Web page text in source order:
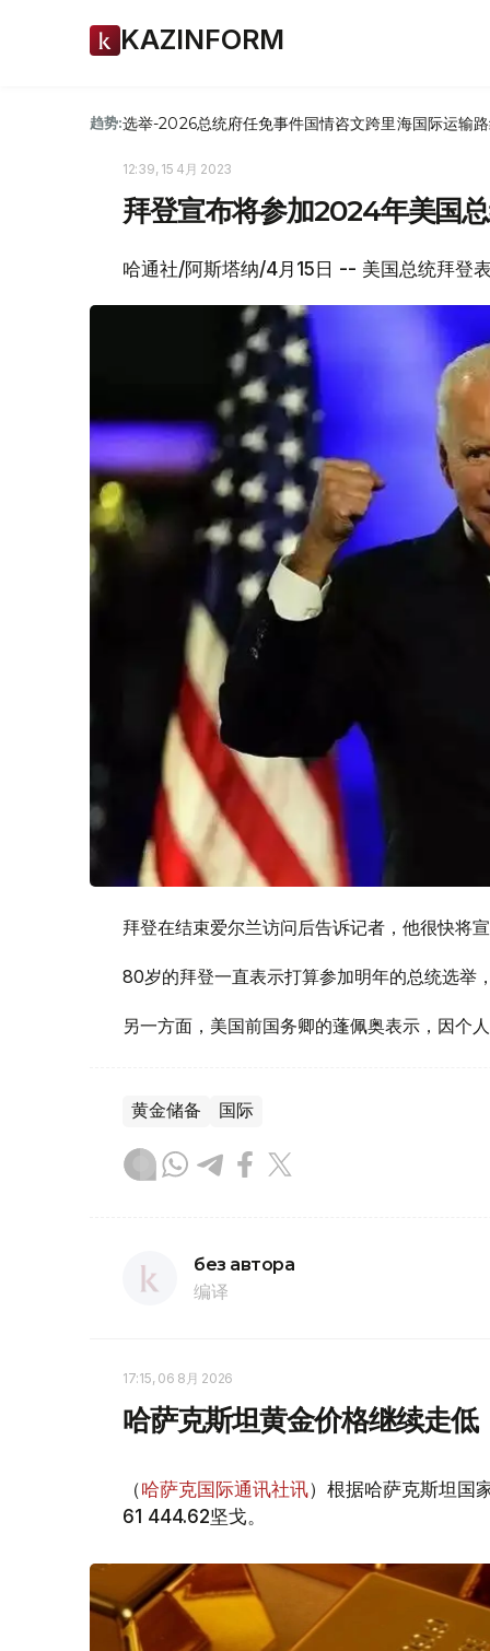
KAZINFORM
趋势:选举-2026总统府任免事件国情咨文跨里海国际运输
12:39, 15 4月 2023
拜登宣布将参加2024年美国
哈通社/阿斯塔纳/4月15日 -- 美国总统拜登
拜登在结束爱尔兰访问后告诉记者，他很快将宣
80岁的拜登一直表示打算参加明年的总统选举
另一方面，美国前国务卿的蓬佩奥表示，因个
黄金储备 国际
без автора
编译
17:15, 06 8月 2026
哈萨克斯坦黄金价格继续走低
（哈萨克国际通讯社讯）根据哈萨克斯坦国
61 444.62坚戈。